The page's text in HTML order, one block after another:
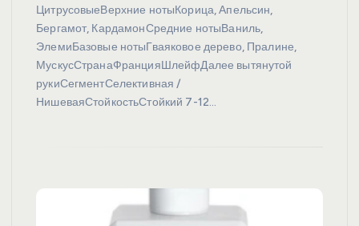
ЦитрусовыеВерхние нотыКорица, Апельсин,
Бергамот, КардамонСредние нотыВаниль,
ЭлемиБазовые нотыГваяковое дерево, Пралине,
МускусСтранаФранцияШлейфДалее вытянутой
рукиСегментСелективная /
НишеваяСтойкостьСтойкий 7-12…